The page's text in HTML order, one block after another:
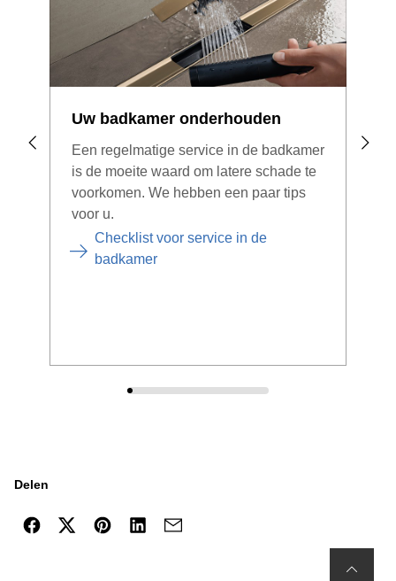
Uw badkamer onderhouden
Een regelmatige service in de badkamer
is de moeite waard om latere schade te
voorkomen. We hebben een paar tips
voor u.
Checklist voor service in de
badkamer
Delen